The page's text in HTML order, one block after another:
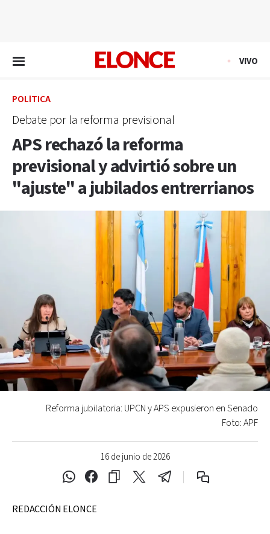
VIVO
POLÍTICA
Debate por la reforma previsional
APS rechazó la reforma
previsional y advirtió sobre un
"ajuste" a jubilados entrerrianos
16 de junio de 2026
Reforma jubilatoria: UPCN y APS expusieron en Senado
Foto: APF
REDACCIÓN ELONCE